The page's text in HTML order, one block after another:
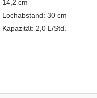
14,2 cm
Lochabstand: 30 cm
Kapazität: 2,0 L/Std.